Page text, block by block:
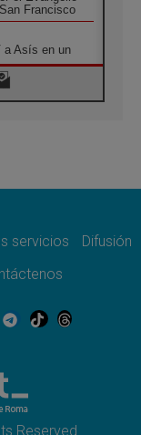
Francisco
a Asís en un
al Papa:
por la Paz"
quieren
una buena
servicios
Difusión
Reserved.